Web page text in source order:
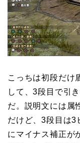
こっちは初段だけ
して、3段目で引
だ。説明文には属
だけど、3段目は3
にマイナス補正が